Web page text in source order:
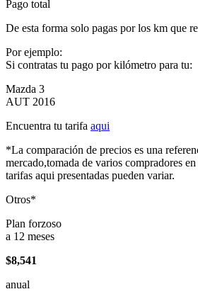
Pago total
De esta forma solo pagas por los km que
Por ejemplo:
Si contratas tu pago por kilómetro para tu:
Mazda 3
AUT 2016
Encuentra tu tarifa aqui
*La comparación de precios es una
mercado,tomada de varios compradores
tarifas aqui presentadas pueden variar.
Otros*
Plan forzoso
a 12 meses
$8,541
anual